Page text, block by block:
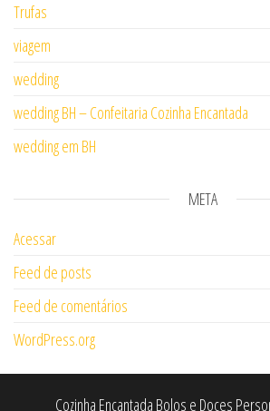
Trufas
viagem
wedding
wedding BH – Confeitaria Cozinha Encantada
wedding em BH
META
Acessar
Feed de posts
Feed de comentários
WordPress.org
Cozinha Encantada Bolos e Doces